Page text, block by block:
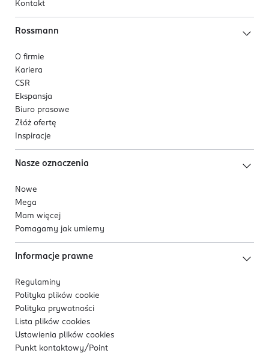
Kontakt
Rossmann
O firmie
Kariera
CSR
Ekspansja
Biuro prasowe
Złóż ofertę
Inspiracje
Nasze oznaczenia
Nowe
Mega
Mam więcej
Pomagamy jak umiemy
Informacje prawne
Regulaminy
Polityka plików cookie
Polityka prywatności
Lista plików cookies
Ustawienia plików cookies
Punkt kontaktowy/ Point